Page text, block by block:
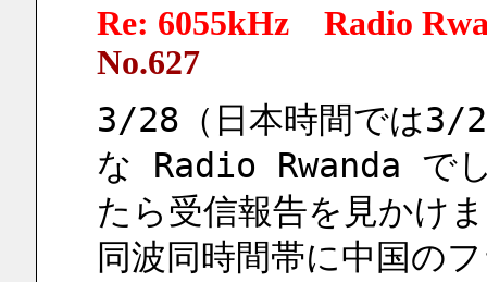
Re: 6055kHz Radio
No.627
3/28（日本時間では3/
な Radio Rwanda で
たら受信報告を見かけ
同波同時間帯に中国の